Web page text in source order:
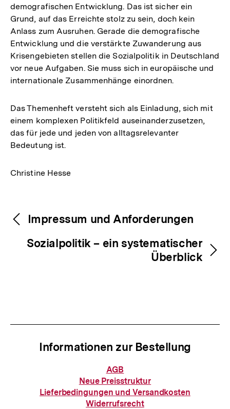
demografischen Entwicklung. Das ist sicher ein
Grund, auf das Erreichte stolz zu sein, doch kein
Anlass zum Ausruhen. Gerade die demografische
Entwicklung und die verstärkte Zuwanderung aus
Krisengebieten stellen die Sozialpolitik in Deutschland
vor neue Aufgaben. Sie muss sich in europäische und
internationale Zusammenhänge einordnen.
Das Themenheft versteht sich als Einladung, sich mit
einem komplexen Politikfeld auseinanderzusetzen,
das für jede und jeden von alltagsrelevanter
Bedeutung ist.
Christine Hesse
Inhaltsnavigation
Inhaltsnavigation
Impressum und Anforderungen
Sozialpolitik – ein systematischer
Überblick
Informationen zur Bestellung
Informationen
zur
Bestellung
AGB
Neue Preisstruktur
Lieferbedingungen und Versandkosten
Widerrufsrecht